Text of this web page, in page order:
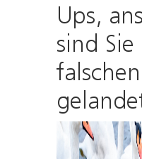
Ups,
sind Sie